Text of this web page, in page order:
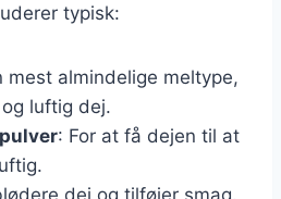
typisk:
mest almindelige meltype,
luftig dej.
: For at få dejen til at
dej og tilføjer smag.